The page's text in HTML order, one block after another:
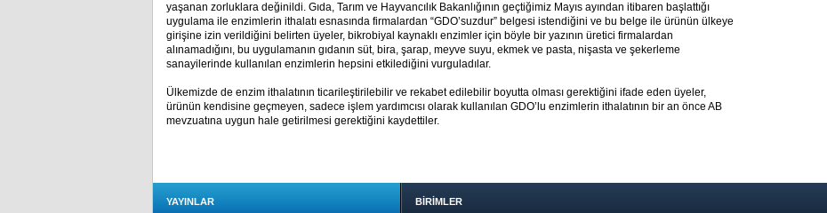
yaşanan zorluklara değinildi. Gıda, Tarım ve Hayvancılık Bakanlığının geçtiğimiz Mayıs ayından itibaren başlattığı
uygulama ile enzimlerin ithalatı esnasında firmalardan “GDO’suzdur” belgesi istendiğini ve bu belge ile ürünün ülkeye
girişine izin verildiğini belirten üyeler, bikrobiyal kaynaklı enzimler için böyle bir yazının üretici firmalardan
alınamadığını, bu uygulamanın gıdanın süt, bira, şarap, meyve suyu, ekmek ve pasta, nişasta ve şekerleme
sanayilerinde kullanılan enzimlerin hepsini etkilediğini vurguladılar.
Ülkemizde de enzim ithalatının ticarileştirilebilir ve rekabet edilebilir boyutta olması gerektiğini ifade eden üyeler,
ürünün kendisine geçmeyen, sadece işlem yardımcısı olarak kullanılan GDO’lu enzimlerin ithalatının bir an önce AB
mevzuatına uygun hale getirilmesi gerektiğini kaydettiler.
YAYINLAR BİRİMLER